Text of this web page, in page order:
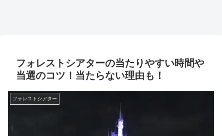
フォレストシアターの当たりやすい時間や
当選のコツ！当たらない理由も！
フォレストシアター